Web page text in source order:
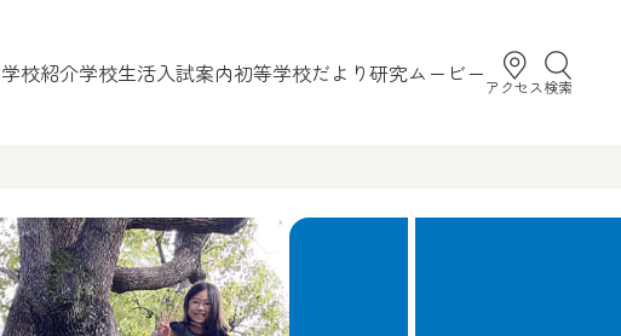
学校紹介学校生活入試案内初等学校だより研究ムービーアクセス検索